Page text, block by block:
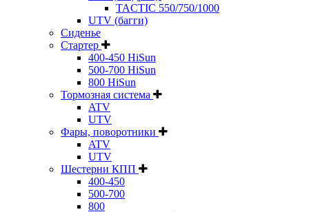
TACTIC 550/750/1000
UTV (багги)
Сиденье
Стартер
400-450 HiSun
500-700 HiSun
800 HiSun
Тормозная система
ATV
UTV
Фары, поворотники
ATV
UTV
Шестерни КПП
400-450
500-700
800